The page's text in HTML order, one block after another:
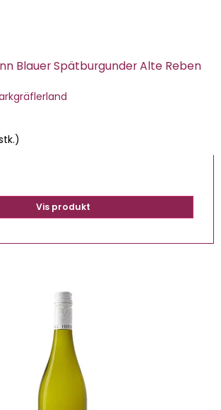
Blauer Spätburgunder Alte Reben
Vis produkt